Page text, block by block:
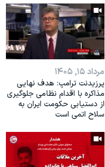
مرداد ۱۵, ۱۴۰۵
پرزیدنت ترامپ: هدف نهایی
مذاکره با اقدام نظامی جلوگیری
از دستیابی حکومت ایران به
سلاح اتمی است